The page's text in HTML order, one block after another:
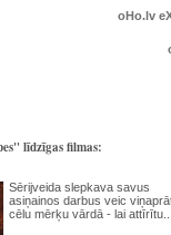
oHo.lv
līdzīgas filmas:
Sērijveida slepkava savus
asiņainos darbus veic
cēlu mērķu vārdā - lai attīrītu...